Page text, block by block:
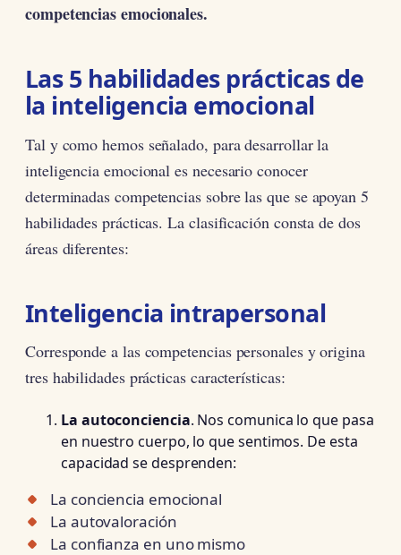
competencias emocionales.
Las 5 habilidades prácticas de
la inteligencia emocional
Tal y como hemos señalado, para desarrollar la
inteligencia emocional es necesario conocer
determinadas competencias sobre las que se apoyan 5
habilidades prácticas. La clasificación consta de dos
áreas diferentes:
Inteligencia intrapersonal
Corresponde a las competencias personales y origina
tres habilidades prácticas características:
La autoconciencia. Nos comunica lo que pasa
en nuestro cuerpo, lo que sentimos. De esta
capacidad se desprenden:
La conciencia emocional
La autovaloración
La confianza en uno mismo